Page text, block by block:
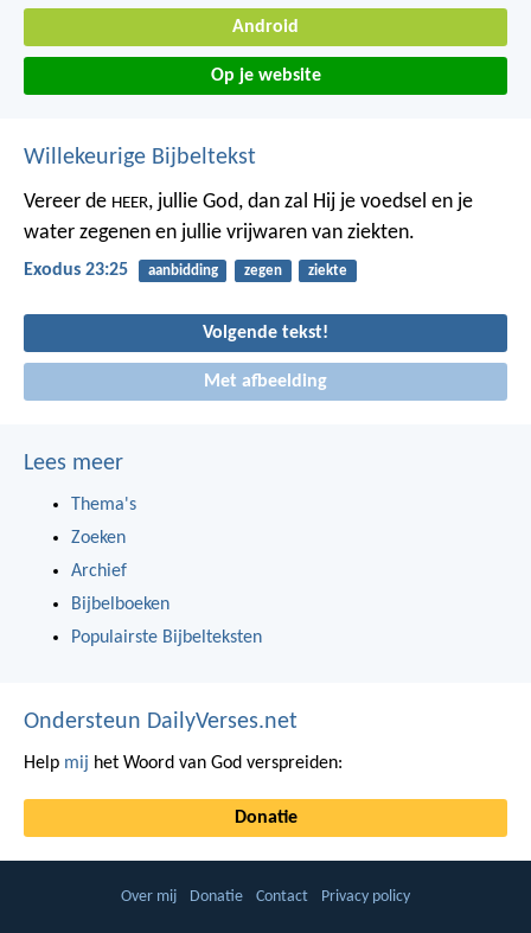
Android
Op je website
Willekeurige Bijbeltekst
Vereer de HEER, jullie God, dan zal Hij je voedsel en je
water zegenen en jullie vrijwaren van ziekten.
Exodus 23:25 aanbidding zegen ziekte
Volgende tekst!
Met afbeelding
Lees meer
Thema's
Zoeken
Archief
Bijbelboeken
Populairste Bijbelteksten
Ondersteun DailyVerses.net
Help mij het Woord van God verspreiden:
Donatie
Over mij Donatie Contact Privacy policy